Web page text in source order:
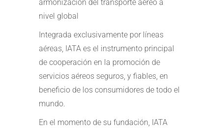
armonización del transporte aéreo a
nivel global
Integrada exclusivamente por líneas
aéreas, IATA es el instrumento principal
de cooperación en la promoción de
servicios aéreos seguros, y fiables, en
beneficio de los consumidores de todo el
mundo.
En el momento de su fundación, IATA